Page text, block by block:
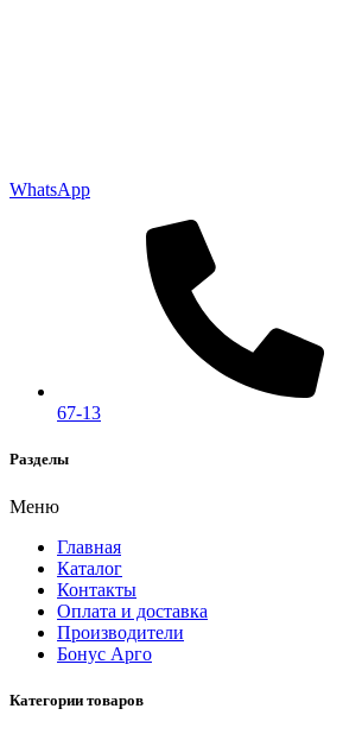
WhatsApp
67-13
Разделы
Меню
Главная
Каталог
Контакты
Оплата и доставка
Производители
Бонус Арго
Категории товаров